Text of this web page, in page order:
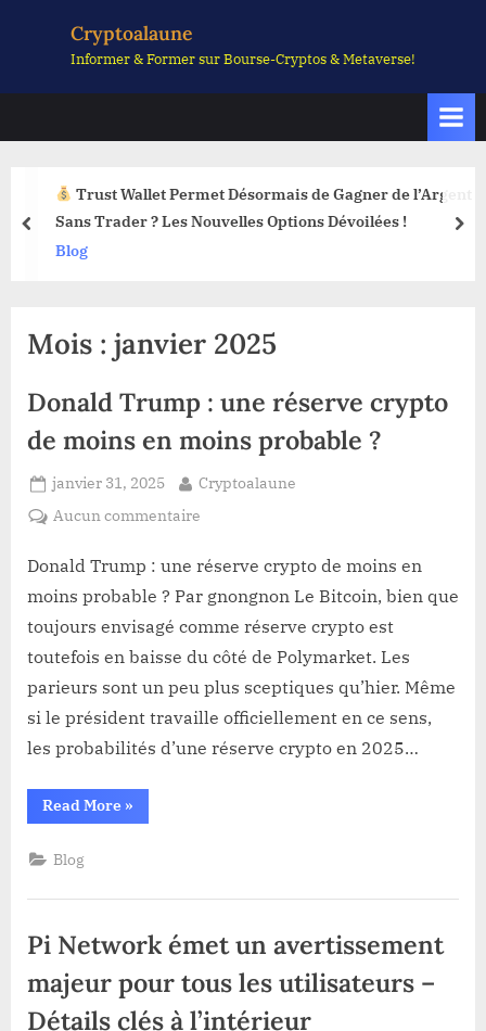
Cryptoalaune
Informer & Former sur Bourse-Cryptos & Metaverse!
Trust Wallet Permet Désormais de Gagner de l’Argent
Sans Trader ? Les Nouvelles Options Dévoilées !
Blog
prev
Mois : janvier 2025
Donald Trump : une réserve crypto
de moins en moins probable ?
Posted
on
janvier 31, 2025 By
Cryptoalaune
Aucun commentaire
Trump
:
réserve
crypto
de
moins
Donald Trump : une réserve crypto de moins en
moins probable ? Par gnongnon Le Bitcoin, bien que
toujours envisagé comme réserve crypto est
toutefois en baisse du côté de Polymarket. Les
parieurs sont un peu plus sceptiques qu’hier. Même
si le président travaille officiellement en ce sens,
les probabilités d’une réserve crypto en 2025…
Read More“Donald
Trump
de
moins
probable
»
Blog
Pi Network émet un avertissement
majeur pour tous les utilisateurs –
Détails clés à l’intérieur